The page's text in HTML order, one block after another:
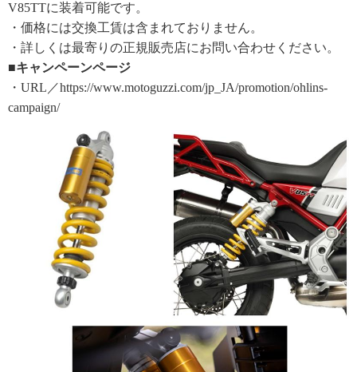
V85TTに装着可能です。
・価格には交換工賃は含まれておりません。
・詳しくは最寄りの正規販売店にお問い合わせください。
■キャンペーンページ
・URL／https://www.motoguzzi.com/jp_JA/promotion/ohlins-
campaign/